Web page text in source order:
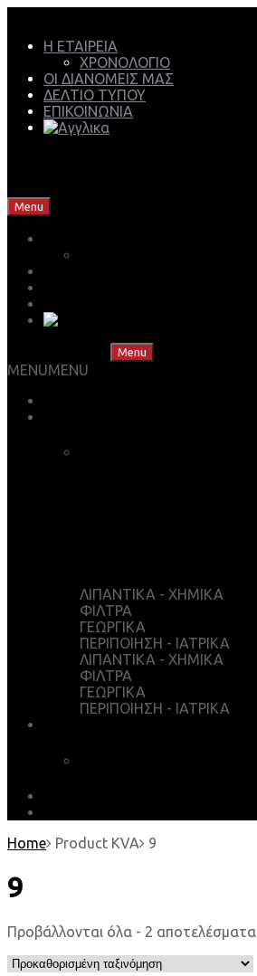
Η ΕΤΑΙΡΕΙΑ
ΧΡΟΝΟΛΟΓΙΟ
ΟΙ ΔΙΑΝΟΜΕΙΣ ΜΑΣ
ΔΕΛΤΙΟ ΤΥΠΟΥ
ΕΠΙΚΟΙΝΩΝΙΑ
Menu
Menu
MENUMENU
ΛΙΠΑΝΤΙΚΑ - ΧΗΜΙΚΑ
ΦΙΛΤΡΑ
ΓΕΩΡΓΙΚΑ
ΠΕΡΙΠΟΙΗΣΗ - ΙΑΤΡΙΚΑ
ΛΙΠΑΝΤΙΚΑ - ΧΗΜΙΚΑ
ΦΙΛΤΡΑ
ΓΕΩΡΓΙΚΑ
ΠΕΡΙΠΟΙΗΣΗ - ΙΑΤΡΙΚΑ
Home
Product KVA 9
9
Προβάλλονται όλα - 2 αποτελέσματα